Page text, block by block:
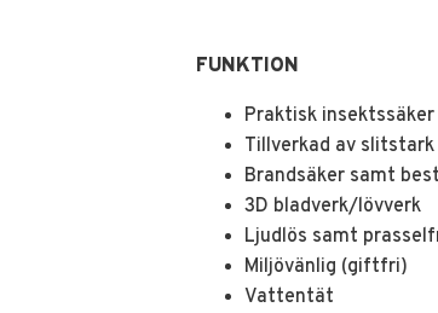
FUNKTION
Praktisk
Tillverkad av
Brandsäker samt
3D bladverk/lövverk
Ljudlös samt
Miljövänlig (giftfri)
Vattentät